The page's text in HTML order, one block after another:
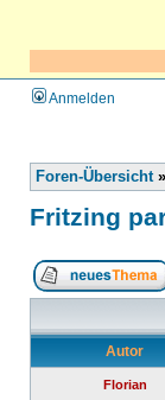
Anmelden
Foren-Übersicht»
Fritzing
Autor
Florian